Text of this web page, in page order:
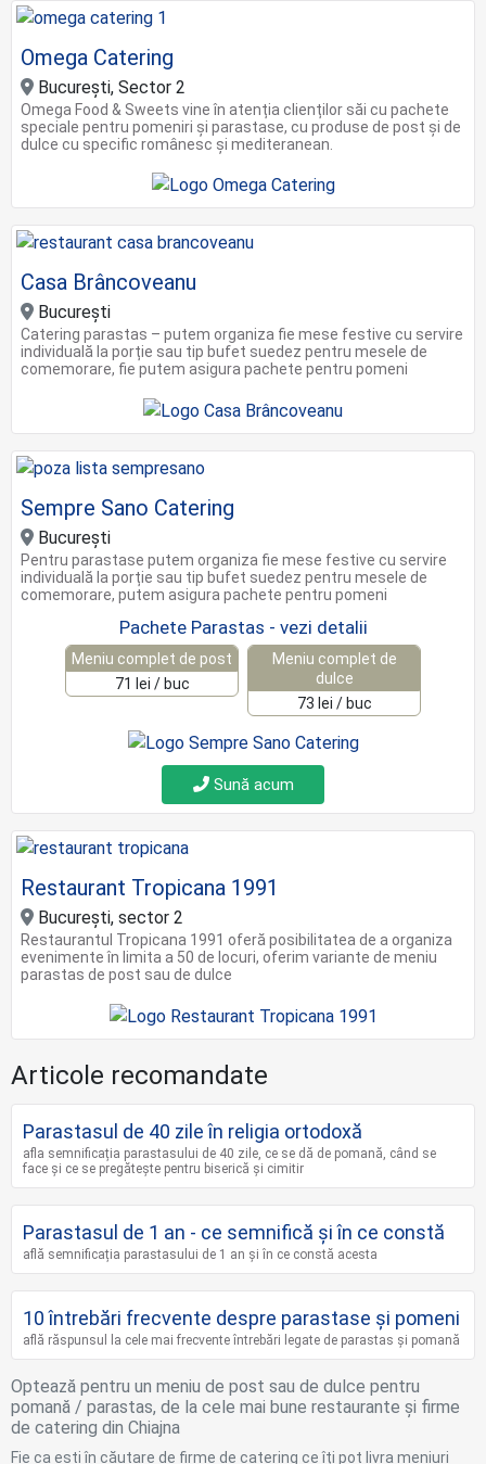
Omega Catering
București, Sector 2
Omega Food & Sweets vine în atenția clienților săi cu pachete
speciale pentru pomeniri și parastase, cu produse de post și de
dulce cu specific românesc și mediteranean.
Casa Brâncoveanu
Bucureşti
Catering parastas – putem organiza fie mese festive cu servire
individuală la porție sau tip bufet suedez pentru mesele de
comemorare, fie putem asigura pachete pentru pomeni
Sempre Sano Catering
Bucureşti
Pentru parastase putem organiza fie mese festive cu servire
individuală la porție sau tip bufet suedez pentru mesele de
comemorare, putem asigura pachete pentru pomeni
Pachete Parastas - vezi detalii
Meniu complet de post
71 lei / buc
Meniu complet de
dulce
73 lei / buc
Sună acum
Restaurant Tropicana 1991
Bucureşti, sector 2
Restaurantul Tropicana 1991 oferă posibilitatea de a organiza
evenimente în limita a 50 de locuri, oferim variante de meniu
parastas de post sau de dulce
Articole recomandate
Parastasul de 40 zile în religia ortodoxă
afla semnificația parastasului de 40 zile, ce se dă de pomană, când se
face și ce se pregătește pentru biserică și cimitir
Parastasul de 1 an - ce semnifică și în ce constă
află semnificația parastasului de 1 an și în ce constă acesta
10 întrebări frecvente despre parastase și pomeni
află răspunsul la cele mai frecvente întrebări legate de parastas și pomană
Optează pentru un meniu de post sau de dulce pentru
pomană / parastas, de la cele mai bune restaurante și firme
de catering din Chiajna
Fie ca ești în căutare de firme de catering ce îți pot livra meniuri